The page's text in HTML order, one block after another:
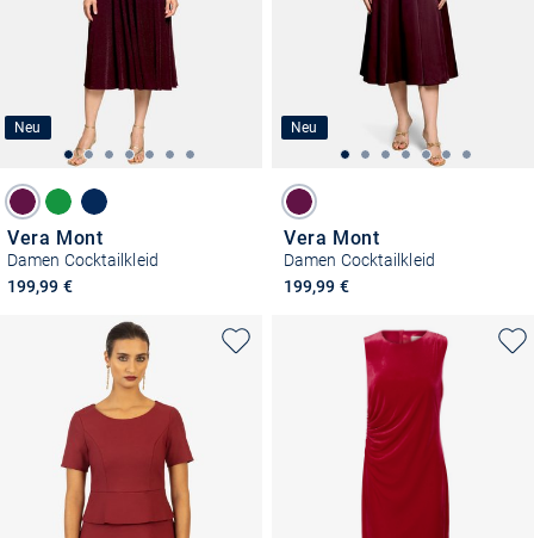
Neu
Vera Mont
Damen Cocktailkleid
199,99 €
Neu
Vera Mont
Damen Cocktailkleid
199,99 €